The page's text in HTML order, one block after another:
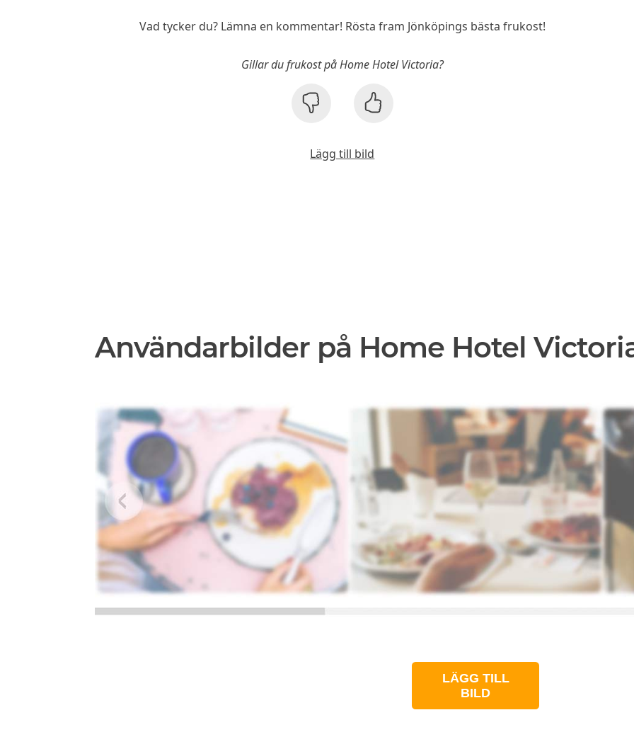
Vad tycker du? Lämna en kommentar! Rösta fram Jönköpings bästa frukost!
Gillar du frukost på Home Hotel Victoria?
Lägg till bild
Användarbilder på Home Hotel
LÄGG TILL
BILD